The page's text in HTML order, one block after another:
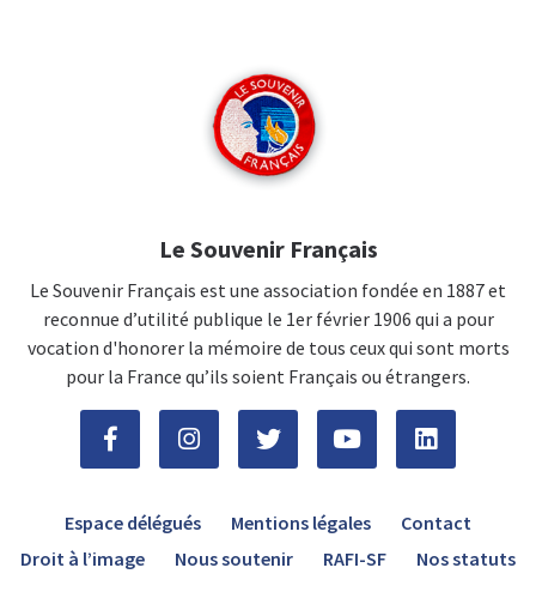
Le Souvenir Français
Le Souvenir Français est une association fondée en 1887 et
reconnue d’utilité publique le 1er février 1906 qui a pour
vocation d'honorer la mémoire de tous ceux qui sont morts
pour la France qu’ils soient Français ou étrangers.
Espace délégués Mentions légales
Contact
Droit à l’image
Nous soutenir RAFI-SF Nos statuts